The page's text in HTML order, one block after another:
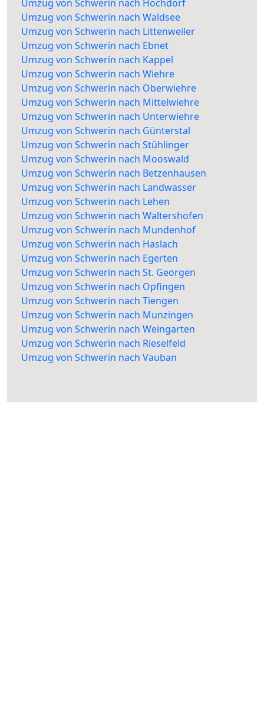
Umzug von Schwerin nach Hochdorf
Umzug von Schwerin nach Waldsee
Umzug von Schwerin nach Littenweiler
Umzug von Schwerin nach Ebnet
Umzug von Schwerin nach Kappel
Umzug von Schwerin nach Wiehre
Umzug von Schwerin nach Oberwiehre
Umzug von Schwerin nach Mittelwiehre
Umzug von Schwerin nach Unterwiehre
Umzug von Schwerin nach Günterstal
Umzug von Schwerin nach Stühlinger
Umzug von Schwerin nach Mooswald
Umzug von Schwerin nach Betzenhausen
Umzug von Schwerin nach Landwasser
Umzug von Schwerin nach Lehen
Umzug von Schwerin nach Waltershofen
Umzug von Schwerin nach Mundenhof
Umzug von Schwerin nach Haslach
Umzug von Schwerin nach Egerten
Umzug von Schwerin nach St. Georgen
Umzug von Schwerin nach Opfingen
Umzug von Schwerin nach Tiengen
Umzug von Schwerin nach Munzingen
Umzug von Schwerin nach Weingarten
Umzug von Schwerin nach Rieselfeld
Umzug von Schwerin nach Vauban